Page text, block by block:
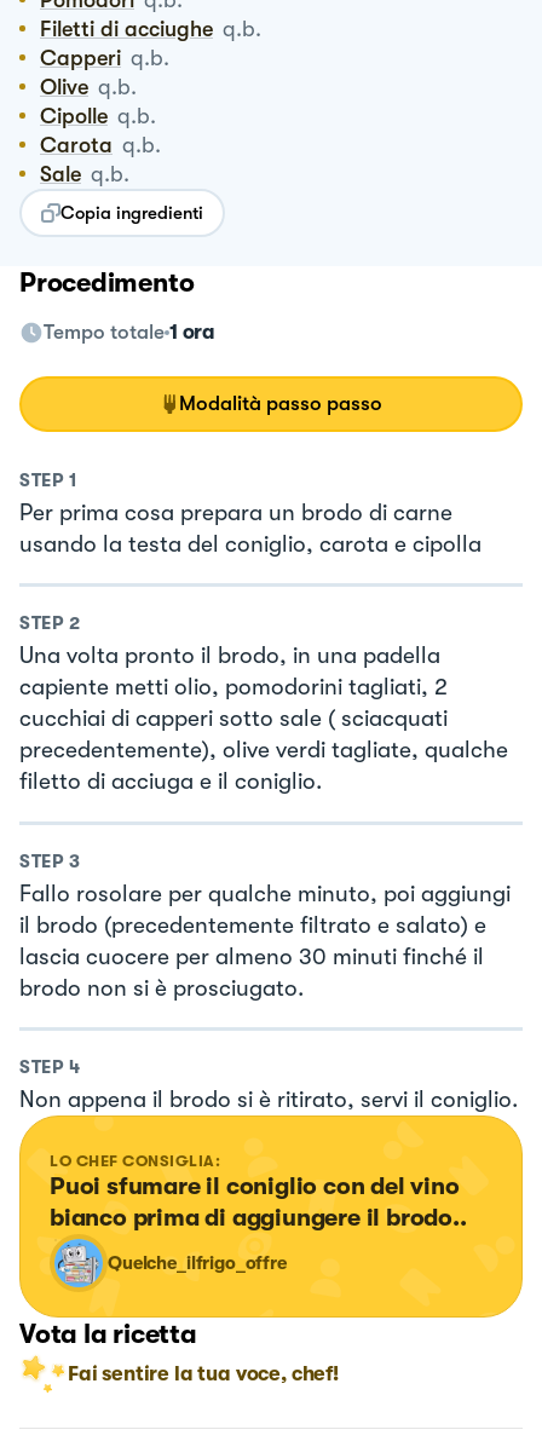
Filetti di acciughe q.b.
Capperi q.b.
Olive q.b.
Cipolle q.b.
Carota q.b.
Sale q.b.
Copia ingredienti
Procedimento
Tempo totale 1 ora
Modalità passo passo
STEP 1
Per prima cosa prepara un brodo di carne
usando la testa del coniglio, carota e cipolla
STEP 2
Una volta pronto il brodo, in una padella
capiente metti olio, pomodorini tagliati, 2
cucchiai di capperi sotto sale ( sciacquati
precedentemente), olive verdi tagliate, qualche
filetto di acciuga e il coniglio.
STEP 3
Fallo rosolare per qualche minuto, poi aggiungi
il brodo (precedentemente filtrato e salato) e
lascia cuocere per almeno 30 minuti finché il
brodo non si è prosciugato.
STEP 4
Non appena il brodo si è ritirato, servi il coniglio.
LO CHEF CONSIGLIA:
Puoi sfumare il coniglio con del vino
bianco prima di aggiungere il brodo..
Quelche_ilfrigo_offre
Vota la ricetta
Fai sentire la tua voce, chef!